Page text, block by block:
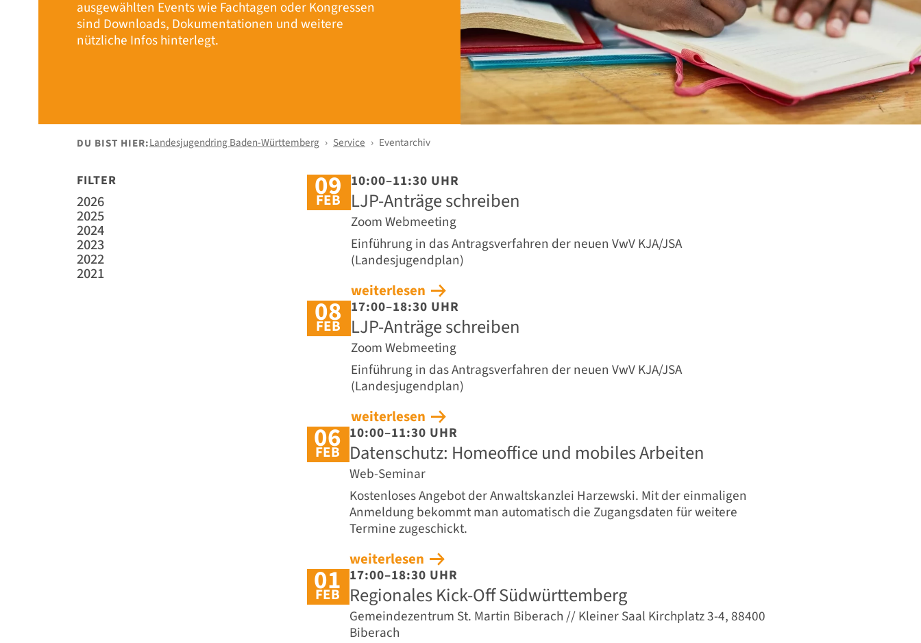
ausgewählten Events wie Fachtagen oder Kongressen
sind Downloads, Dokumentationen und weitere
nützliche Infos hinterlegt.
DU BIST HIER:Landesjugendring Baden-Württemberg Service Eventarchiv
FILTER
2026
2025
2024
2023
2022
2021
09
FEB
10:00–11:30 UHR
LJP-Anträge schreiben
Zoom Webmeeting
Einführung in das Antragsverfahren der neuen VwV KJA/JSA
(Landesjugendplan)
weiterlesen
08
FEB
17:00–18:30 UHR
LJP-Anträge schreiben
Zoom Webmeeting
Einführung in das Antragsverfahren der neuen VwV KJA/JSA
(Landesjugendplan)
weiterlesen
06
FEB
10:00–11:30 UHR
Datenschutz: Homeoffice und mobiles Arbeiten
Web-Seminar
Kostenloses Angebot der Anwaltskanzlei Harzewski. Mit der einmaligen
Anmeldung bekommt man automatisch die Zugangsdaten für weitere
Termine zugeschickt.
weiterlesen
01
FEB
17:00–18:30 UHR
Regionales Kick-Off Südwürttemberg
Gemeindezentrum St. Martin Biberach // Kleiner Saal Kirchplatz 3-4, 88400
Biberach